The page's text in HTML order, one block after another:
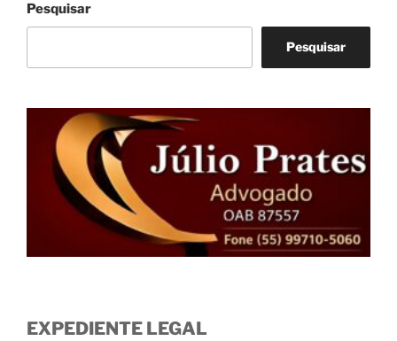
Pesquisar
Pesquisar
EXPEDIENTE LEGAL